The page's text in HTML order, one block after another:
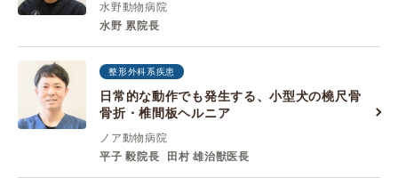
水野動物病院
水野 累院長
整形外科系疾患
日常的な動作でも発生する、小型犬の橈尺骨
骨折・椎間板ヘルニア
ノア動物病院
平子 毅院長
田村 雄治獣医長